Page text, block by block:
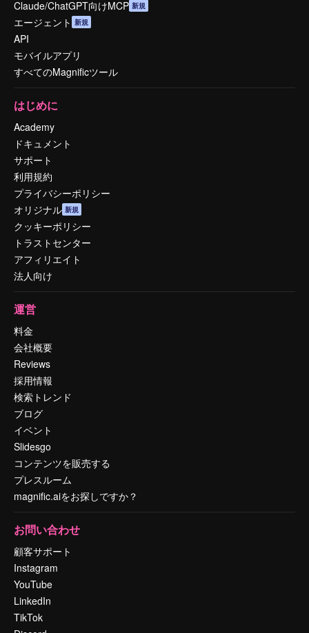
Claude/ChatGPT向けMCP 新規
エージェント 新規
API
モバイルアプリ
すべてのMagnificツール
はじめに
Academy
ドキュメント
サポート
利用規約
プライバシーポリシー
オリジナル 新規
クッキーポリシー
トラストセンター
アフィリエイト
法人向け
運営
料金
会社概要
Reviews
採用情報
検索トレンド
ブログ
イベント
Slidesgo
コンテンツを販売する
プレスルーム
magnific.aiをお探しですか？
お問い合わせ
顧客サポート
Instagram
YouTube
LinkedIn
TikTok